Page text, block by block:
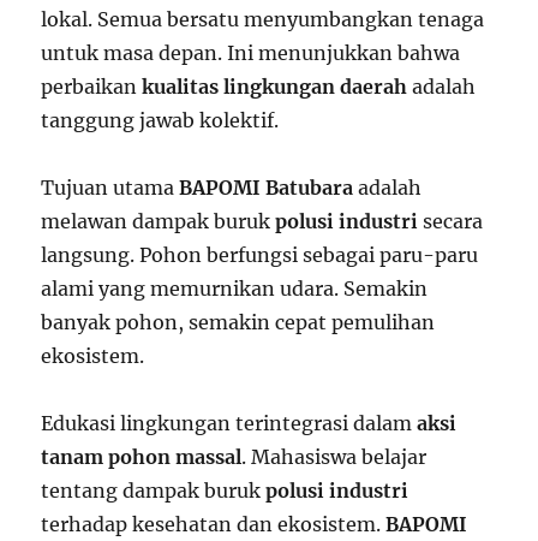
lokal. Semua bersatu menyumbangkan tenaga
untuk masa depan. Ini menunjukkan bahwa
perbaikankualitas lingkungan daerah adalah
tanggung jawab kolektif.
Tujuan utamaBAPOMI Batubara adalah
melawan dampak burukpolusi industri secara
langsung. Pohon berfungsi sebagai paru-paru
alami yang memurnikan udara. Semakin
banyak pohon, semakin cepat pemulihan
ekosistem.
Edukasi lingkungan terintegrasi dalamaksi
tanam pohon massal. Mahasiswa belajar
tentang dampak burukpolusi industri
terhadap kesehatan dan ekosistem.BAPOMI